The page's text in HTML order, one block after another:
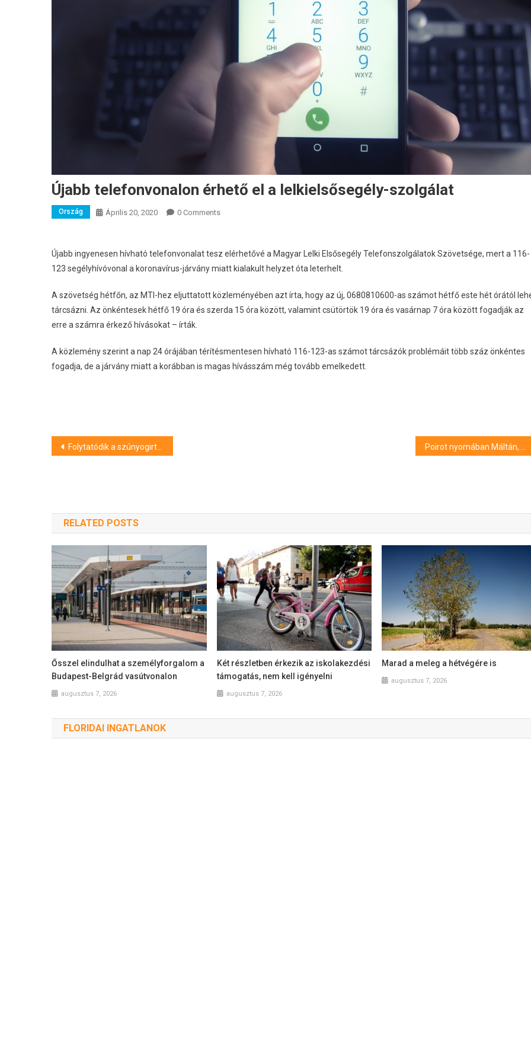
Újabb telefonvonalon érhető el a lelkielsősegély-szolgálat
Ország Április 20, 2020 0 Comments
Újabb ingyenesen hívható telefonvonalat tesz elérhetővé a Magyar Lelki Elsősegély Telefonszolgálatok Szövetsége, mert a 116-
123 segélyhívóvonal a koronavírus-járvány miatt kialakult helyzet óta leterhelt.
A szövetség hétfőn, az MTI-hez eljuttatott közleményében azt írta, hogy az új, 0680810600-as számot hétfő este hét órától
tárcsázni. Az önkéntesek hétfő 19 óra és szerda 15 óra között, valamint csütörtök 19 óra és vasárnap 7 óra között fogadják az
erre a számra érkező hívásokat – írták.
A közlemény szerint a nap 24 órájában térítésmentesen hívható 116-123-as számot tárcsázók problémáit több száz önkéntes
fogadja, de a járvány miatt a korábban is magas hívásszám még tovább emelkedett.
Bejegyzés
Folytatódik a szúnyogirtás
RELATED POSTS
Ősszel elindulhat a személyforgalom a
Budapest-Belgrád vasútvonalon
augusztus 7, 2026
Két részletben érkezik az iskolakezdési
támogatás, nem kell igényelni
augusztus 7, 2026
Marad a meleg a hétvégére is
augusztus 7, 2026
FLORIDAI INGATLANOK